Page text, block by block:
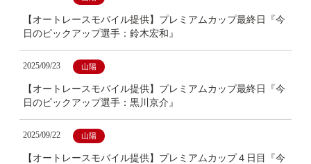
【オートレースモバイル提供】プレミアムカップ最終日『今
日のピックアップ選手：鈴木宏和』
2025/09/23 山陽
【オートレースモバイル提供】プレミアムカップ最終日『今
日のピックアップ選手：黒川京介』
2025/09/22 山陽
【オートレースモバイル提供】プレミアムカップ４日目『今